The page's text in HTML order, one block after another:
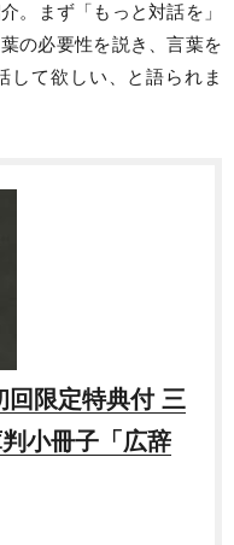
。まず「もっと対話を」
の必要性を説き、言葉を
して欲しい、と語られま
回限定特典付 三
小冊子「広辞